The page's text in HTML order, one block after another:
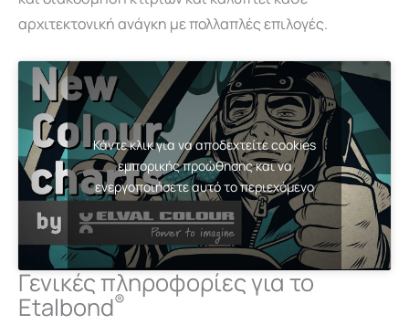
αρχιτεκτονική ανάγκη με πολλαπλές επιλογές.
Κάντε κλικ για να αποδεχτείτε cookies
εμπορικής προώθησης και να
ενεργοποιήσετε αυτό το περιεχόμενο
Γενικές πληροφορίες για το
Etalbond®